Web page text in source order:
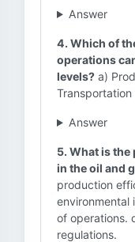
Answer
4. Which of
operations
levels? a)
Answer
5. What is the
in the oil and
production
environmental
of operations.
regulations.